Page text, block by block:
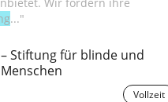
..."
Stiftung für blinde und
Vollzeit